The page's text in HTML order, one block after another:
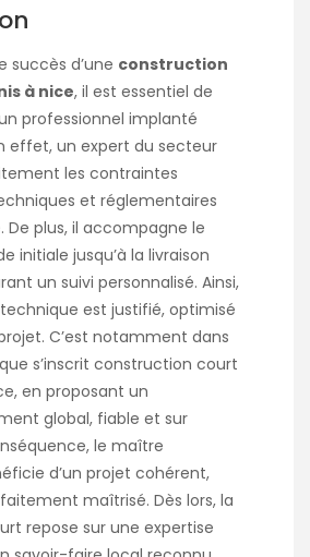
succès d’une construction
à nice, il est essentiel de
professionnel implanté
effet, un expert du secteur
les contraintes
et réglementaires
De plus, il accompagne le
initiale jusqu’à la livraison
un suivi personnalisé. Ainsi,
est justifié, optimisé
C’est notamment dans
s’inscrit construction court
, en proposant un
global, fiable et sur
le maître
d’un projet cohérent,
maîtrisé. Dès lors, la
repose sur une expertise